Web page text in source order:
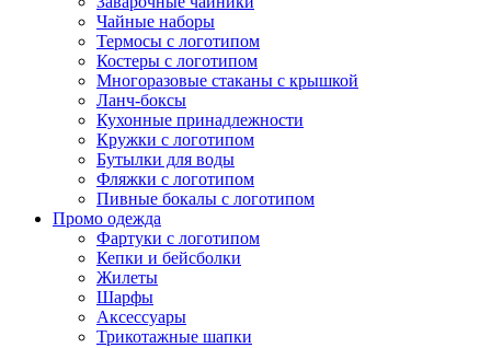
Чайные наборы
Термосы с логотипом
Костеры с логотипом
Многоразовые стаканы с крышкой
Ланч-боксы
Кухонные принадлежности
Кружки с логотипом
Бутылки для воды
Фляжки с логотипом
Пивные бокалы с логотипом
Промо одежда
Фартуки с логотипом
Кепки и бейсболки
Жилеты
Шарфы
Аксессуары
Трикотажные шапки